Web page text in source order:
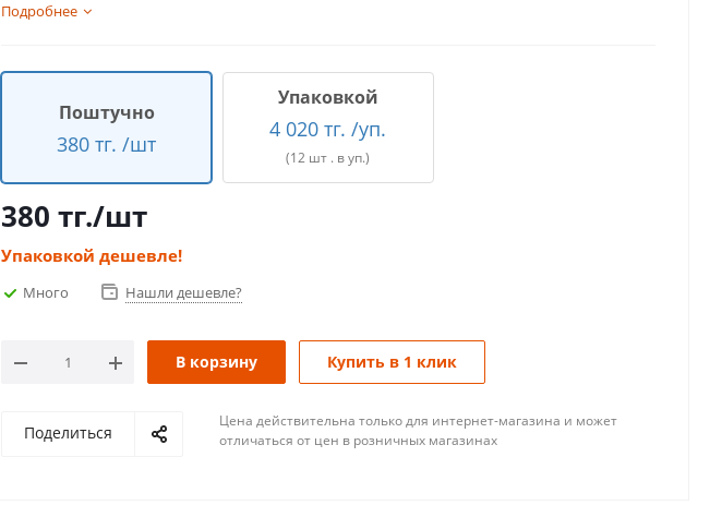
Подробнее
Поштучно
380 тг. /шт
Упаковкой
4 020 тг. /уп.
(12 шт . в уп.)
380 тг./шт
Упаковкой дешевле!
Много Нашли дешевле?
В корзину Купить в 1 клик
Поделиться
Цена действительна только для интернет-магазина и может
отличаться от цен в розничных магазинах